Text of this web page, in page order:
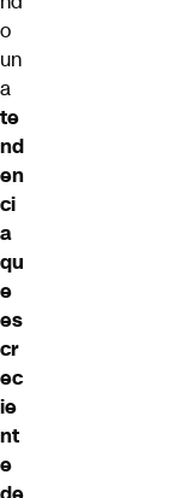
o
un
a
te
nd
en
ci
a
qu
e
es
cr
ec
ie
nt
e